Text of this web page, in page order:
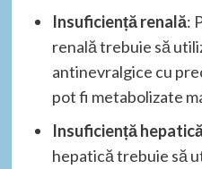
Insuficiență renală:
renală trebuie să
antinevralgice cu
pot fi metabolizate
Insuficiență
hepatică trebuie să